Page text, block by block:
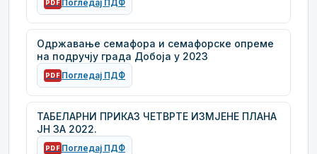
PDF Погледај ПДФ
Одржавање семафора и семафорске опреме
на подручју града Добоја у 2023
PDF Погледај ПДФ
ТАБЕЛАРНИ ПРИКАЗ ЧЕТВРТЕ ИЗМЈЕНЕ ПЛАНА
ЈН ЗА 2022.
PDF Погледај ПДФ